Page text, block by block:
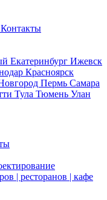
Контакты
Екатеринбург Ижевск
Красноярск
Пермь Самара
Тула Тюмень Улан
| ресторанов | кафе